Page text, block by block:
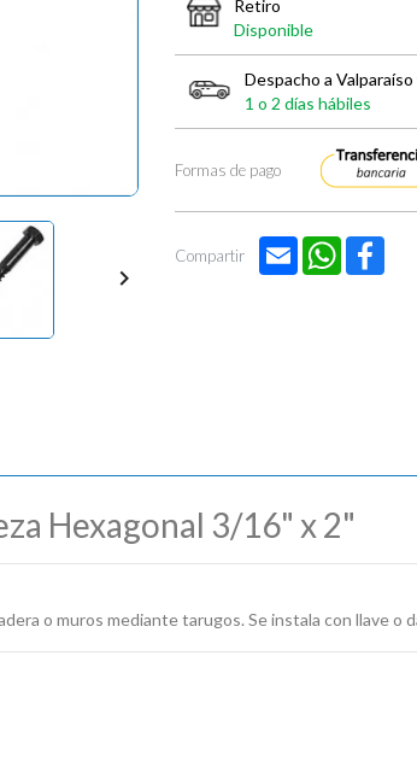

Retiro
Disponible
Despacho a
1 o 2 días hábiles
Formas de pago
Compartir Email WhatsApp
Hexagonal 3/16" x 2"
o muros mediante tarugos. Se instala con llave o